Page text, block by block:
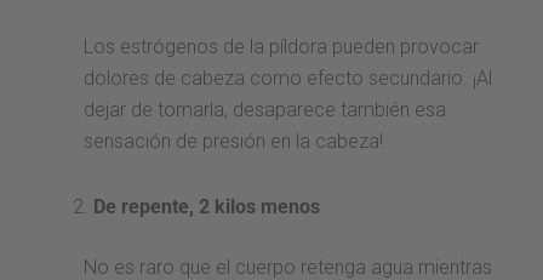
Los estrógenos de la píldora pueden provocar
dolores de cabeza como efecto secundario. ¡Al
dejar de tomarla, desaparece también esa
sensación de presión en la cabeza!
De repente, 2 kilos menos
No es raro que el cuerpo retenga agua mientras